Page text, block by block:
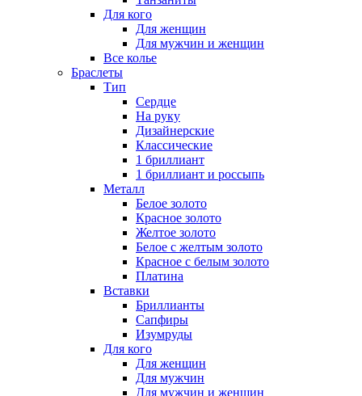
Для кого
Для женщин
Для мужчин и женщин
Все колье
Браслеты
Тип
Сердце
На руку
Дизайнерские
Классические
1 бриллиант
1 бриллиант и россыпь
Металл
Белое золото
Красное золото
Желтое золото
Белое с желтым золото
Красное с белым золото
Платина
Вставки
Бриллианты
Сапфиры
Изумруды
Для кого
Для женщин
Для мужчин
Для мужчин и женщин